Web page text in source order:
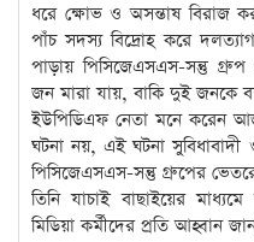
ধরে ক্ষোভ ও অসন্তাষ বিরাজ
পাঁচ সদস্য বিদ্রোহ করে
পাড়ায় পিসিজেএসএস-সন্তু গ্রুপ
জন মারা যায়, বাকি দুই জনকে
ইউপিডিএফ নেতা মনে করেন
ঘটনা নয়, এই ঘটনা সুবিধাবাদী
পিসিজেএসএস-সন্তু গ্রুপের
তিনি যাচাই বাছাইয়ের
মিডিয়া কর্মীদের প্রতি আহ্বান